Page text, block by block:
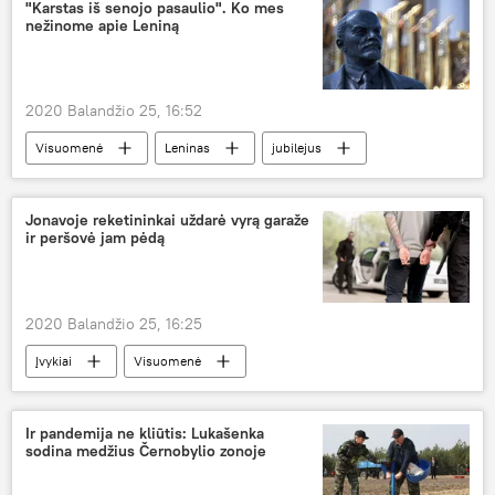
koronavirusas
COVID-19
"Karstas iš senojo pasaulio". Ko mes
nežinome apie Leniną
2020 Balandžio 25, 16:52
Visuomenė Leninas
jubilejus
Rusija
komunistinė simbolika
Jonavoje reketininkai uždarė vyrą garaže
ir peršovė jam pėdą
2020 Balandžio 25, 16:25
Įvykiai Visuomenė
Ir pandemija ne kliūtis: Lukašenka
sodina medžius Černobylio zonoje